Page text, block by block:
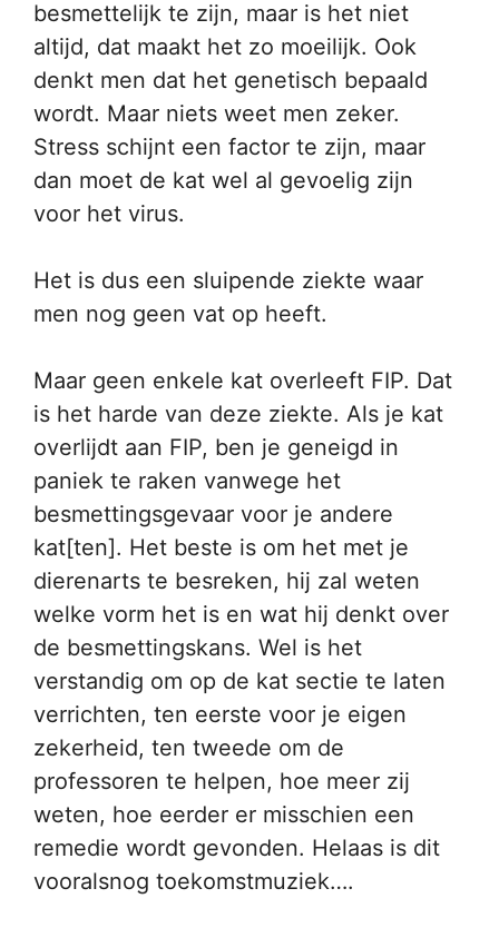
besmettelijk te zijn, maar is het niet
altijd, dat maakt het zo moeilijk. Ook
denkt men dat het genetisch bepaald
wordt. Maar niets weet men zeker.
Stress schijnt een factor te zijn, maar
dan moet de kat wel al gevoelig zijn
voor het virus.
Het is dus een sluipende ziekte waar
men nog geen vat op heeft.
Maar geen enkele kat overleeft FIP. Dat
is het harde van deze ziekte. Als je kat
overlijdt aan FIP, ben je geneigd in
paniek te raken vanwege het
besmettingsgevaar voor je andere
kat[ten]. Het beste is om het met je
dierenarts te besreken, hij zal weten
welke vorm het is en wat hij denkt over
de besmettingskans. Wel is het
verstandig om op de kat sectie te laten
verrichten, ten eerste voor je eigen
zekerheid, ten tweede om de
professoren te helpen, hoe meer zij
weten, hoe eerder er misschien een
remedie wordt gevonden. Helaas is dit
vooralsnog toekomstmuziek….